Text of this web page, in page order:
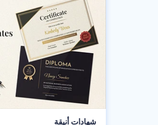
شهادات أنيقة